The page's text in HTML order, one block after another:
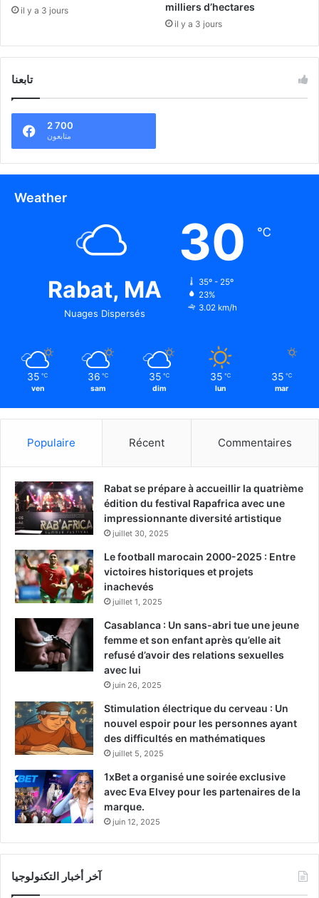
il y a 3 jours milliers d’hectares
il y a 3 jours
تابعنا
2 700
متابعون
Weather
Rabat, MA
Nuages Dispersés
30 ℃
35º - 25º
23%
3.02 km/h
35 ℃
ven
36 ℃
sam
35 ℃
dim
35 ℃
lun
35 ℃
mar
Populaire Récent Commentaires
Rabat se prépare à accueillir la quatrième
édition du festival Rapafrica avec une
impressionnante diversité artistique
juillet 30, 2025
Le football marocain 2000-2025 : Entre
victoires historiques et projets
inachevés
juillet 1, 2025
Casablanca : Un sans-abri tue une jeune
femme et son enfant après qu’elle ait
refusé d’avoir des relations sexuelles
avec lui
juin 26, 2025
Stimulation électrique du cerveau : Un
nouvel espoir pour les personnes ayant
des difficultés en mathématiques
juillet 5, 2025
1xBet a organisé une soirée exclusive
avec Eva Elvey pour les partenaires de la
marque.
juin 12, 2025
آخر أخبار التكنولوجيا